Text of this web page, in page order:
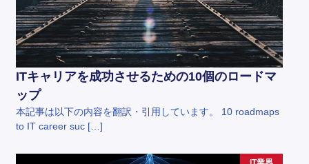
ITキャリアを成功させるための10個のロードマ
ップ
本記事は以下の内容を翻訳・引用しています。 10 roadmaps
to IT career suc […]